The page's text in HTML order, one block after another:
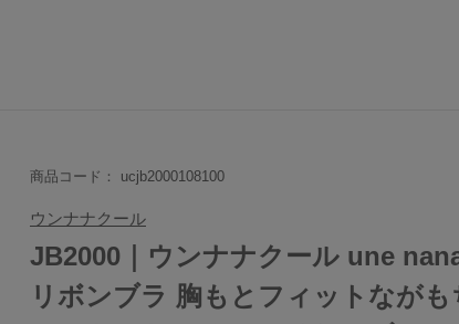
商品コード： ucjb2000108100
ウンナナクール
JB2000｜ウンナナクール une
リボンブラ 胸もとフィットながも